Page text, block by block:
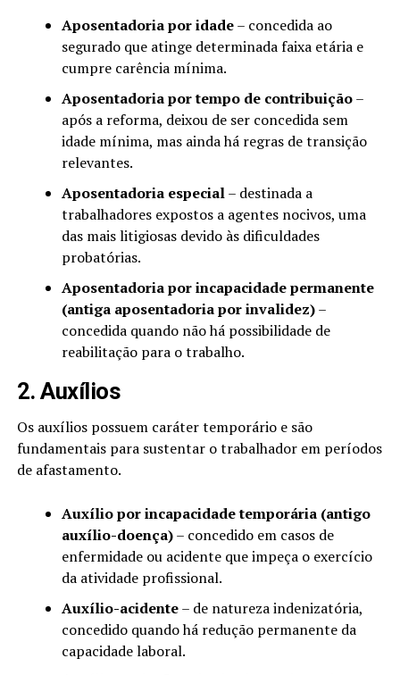
Aposentadoria por idade– concedida ao
segurado que atinge determinada faixa etária e
cumpre carência mínima.
Aposentadoria por tempo de contribuição–
após a reforma, deixou de ser concedida sem
idade mínima, mas ainda há regras de transição
relevantes.
Aposentadoria especial– destinada a
trabalhadores expostos a agentes nocivos, uma
das mais litigiosas devido às dificuldades
probatórias.
Aposentadoria por incapacidade permanente
(antiga aposentadoria por invalidez)–
concedida quando não há possibilidade de
reabilitação para o trabalho.
2. Auxílios
Os auxílios possuem caráter temporário e são
fundamentais para sustentar o trabalhador em períodos
de afastamento.
Auxílio por incapacidade temporária (antigo
auxílio-doença)– concedido em casos de
enfermidade ou acidente que impeça o exercício
da atividade profissional.
Auxílio-acidente– de natureza indenizatória,
concedido quando há redução permanente da
capacidade laboral.